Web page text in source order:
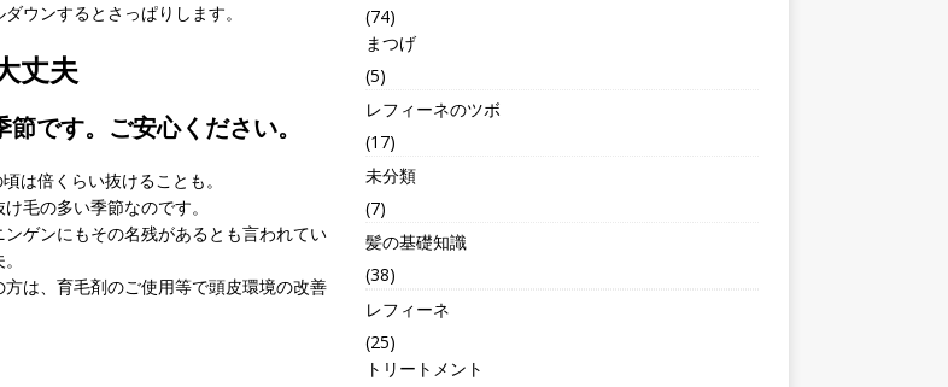
ウンするとさっぱりします。
丈夫
です。ご安心ください。
は倍くらい抜けることも。
毛の多い季節なのです。
ゲンにもその名残があるとも言われてい
は、育毛剤のご使用等で頭皮環境の改善
(74)
まつげ
(5)
レフィーネのツボ
(17)
未分類
(7)
髪の基礎知識
(38)
レフィーネ
(25)
トリートメント